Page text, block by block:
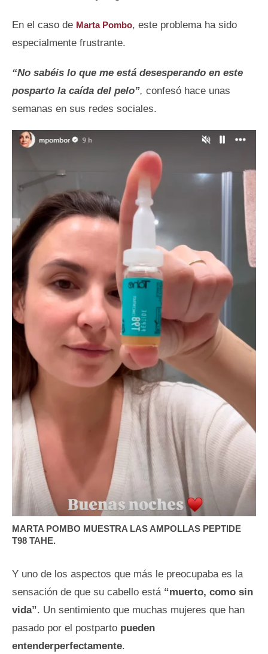
En el caso de Marta Pombo, este problema ha sido
especialmente frustrante.
“No sabéis lo que me está desesperando en este
posparto la caída del pelo”, confesó hace unas
semanas en sus redes sociales.
MARTA POMBO MUESTRA LAS AMPOLLAS PEPTIDE
T98 TAHE.
Y uno de los aspectos que más le preocupaba es la
sensación de que su cabello está “muerto, como sin
vida”. Un sentimiento que muchas mujeres que han
pasado por el postparto pueden
entenderperfectamente.